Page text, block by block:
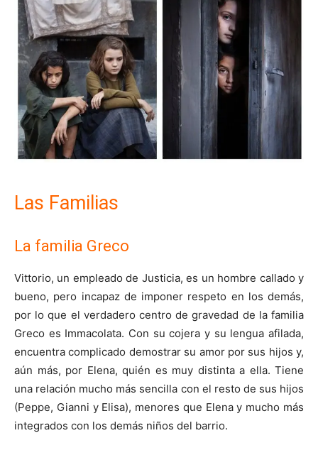
Las Familias
La familia Greco
Vittorio, un empleado de Justicia, es un hombre callado y
bueno, pero incapaz de imponer respeto en los demás,
por lo que el verdadero centro de gravedad de la familia
Greco es Immacolata. Con su cojera y su lengua afilada,
encuentra complicado demostrar su amor por sus hijos y,
aún más, por Elena, quién es muy distinta a ella. Tiene
una relación mucho más sencilla con el resto de sus hijos
(Peppe, Gianni y Elisa), menores que Elena y mucho más
integrados con los demás niños del barrio.